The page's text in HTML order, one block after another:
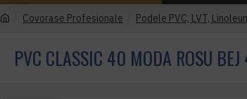
Covorase Profesionale Podele PVC, LVT,
PVC CLASSIC 40 MODA ROSU